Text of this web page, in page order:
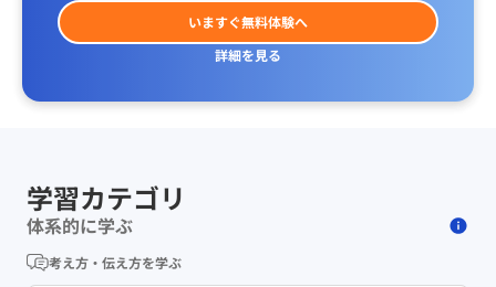
いますぐ無料体験へ
詳細を見る
学習カテゴリ
体系的に学ぶ
考え方・伝え方を学ぶ